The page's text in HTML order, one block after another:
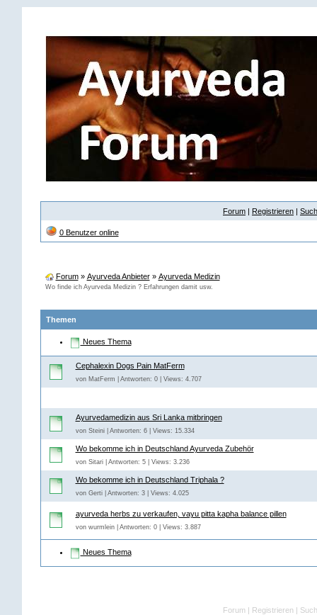
Forum | Registrieren |
0 Benutzer online
Forum» Ayurveda Anbieter» Ayurveda Medizin
Wo finde ich Ayurveda Medizin ? Erfahrungen damit usw.
Themen
Neues Thema
Cephalexin Dogs Pain MatFerm
von MatFerm | Antworten: 0 | Views: 4.707
Ayurvedamedizin aus Sri Lanka mitbringen
von Steini | Antworten: 6 | Views: 15.334
Wo bekomme ich in Deutschland Ayurveda Zubehör
von Sitari | Antworten: 5 | Views: 3.236
Wo bekomme ich in Deutschland Triphala ?
von Gerti | Antworten: 3 | Views: 4.025
ayurveda herbs zu verkaufen, vayu pitta kapha balance pillen
von wurmlein | Antworten: 0 | Views: 3.887
Neues Thema
Forum | Registrieren |